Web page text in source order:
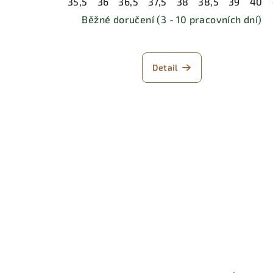
Běžné doručení (3 - 10 pracovních dní)
Detail